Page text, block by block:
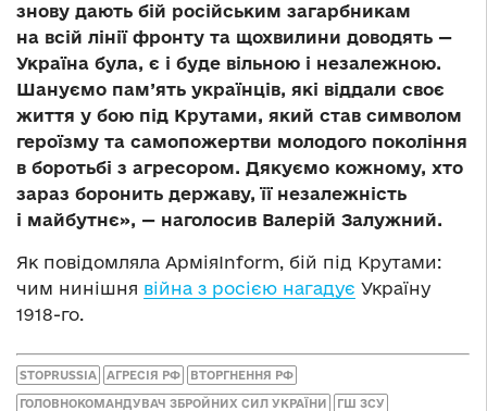
знову дають бій російським загарбникам
на всій лінії фронту та щохвилини доводять —
Україна була, є і буде вільною і незалежною.
Шануємо пам’ять українців, які віддали своє
життя у бою під Крутами, який став символом
героїзму та самопожертви молодого покоління
в боротьбі з агресором. Дякуємо кожному, хто
зараз боронить державу, її незалежність
і майбутнє», — наголосив Валерій Залужний.
Як повідомляла АрміяInform, бій під Крутами:
чим нинішня війна з росією нагадує Україну
1918-го.
STOPRUSSIA АГРЕСІЯ РФ ВТОРГНЕННЯ РФ
ГОЛОВНОКОМАНДУВАЧ ЗБРОЙНИХ СИЛ УКРАЇНИ ГШ ЗСУ